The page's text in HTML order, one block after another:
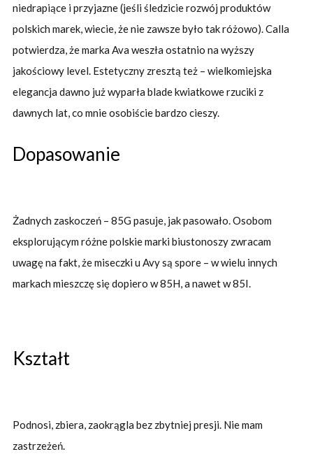
niedrapiące i przyjazne (jeśli śledzicie rozwój produktów
polskich marek, wiecie, że nie zawsze było tak różowo). Calla
potwierdza, że marka Ava weszła ostatnio na wyższy
jakościowy level. Estetyczny zresztą też – wielkomiejska
elegancja dawno już wyparła blade kwiatkowe rzuciki z
dawnych lat, co mnie osobiście bardzo cieszy.
Dopasowanie
Żadnych zaskoczeń – 85G pasuje, jak pasowało. Osobom
eksplorującym różne polskie marki biustonoszy zwracam
uwagę na fakt, że miseczki u Avy są spore – w wielu innych
markach mieszczę się dopiero w 85H, a nawet w 85I.
Kształt
Podnosi, zbiera, zaokrągla bez zbytniej presji. Nie mam
zastrzeżeń.